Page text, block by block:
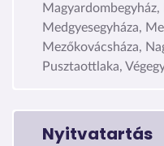
Medgyesegyháza,
Mezőkovácsháza,
Pusztaottlaka,
Nyitvatartás